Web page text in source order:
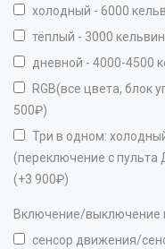
холодный - 6000
тёплый - 3000
дневной - 4000-4500
RGB(все цвета, блок
500₽)
Три в одном:
(переключение с пульта
(+3 900₽)
Включение/выключение
сенсор движения/